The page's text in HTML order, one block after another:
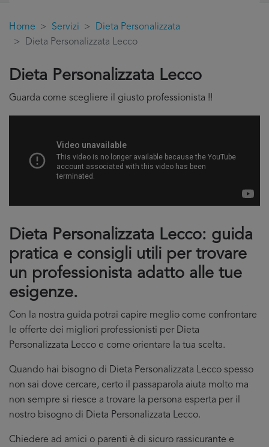
Home Servizi
Dieta Personalizzata
Dieta Personalizzata Lecco
Dieta Personalizzata Lecco
Guarda come scegliere il giusto professionista !!
Dieta Personalizzata Lecco: guida
pratica e consigli utili per trovare
un professionista adatto alle tue
esigenze.
Con la nostra guida potrai capire meglio come confrontare
le offerte dei migliori professionisti per Dieta
Personalizzata Lecco e come orientare la tua scelta.
Quando hai bisogno di Dieta Personalizzata Lecco spesso
non sai dove cercare, certo il passaparola aiuta molto ma
non sempre si riesce a trovare la persona esperta per il
nostro bisogno di Dieta Personalizzata Lecco.
Chiedere ad amici o parenti è di sicuro rassicurante e